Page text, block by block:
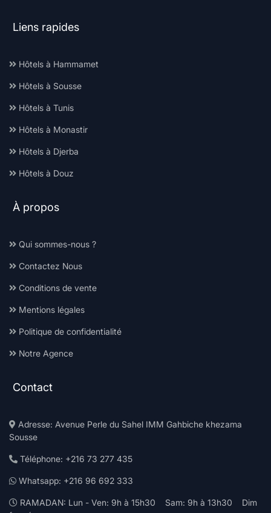
Liens rapides
Hôtels à Hammamet
Hôtels à Sousse
Hôtels à Tunis
Hôtels à Monastir
Hôtels à Djerba
Hôtels à Douz
À propos
Qui sommes-nous ?
Contactez Nous
Conditions de vente
Mentions légales
Politique de confidentialité
Notre Agence
Contact
Adresse: Avenue Perle du Sahel IMM Gahbiche khezama
Sousse
Téléphone: +216 73 277 435
Whatsapp: +216 96 692 333
RAMADAN: Lun - Ven: 9h à 15h30 Sam: 9h à 13h30 Dim